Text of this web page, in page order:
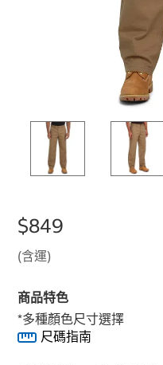
$849
(含運)
商品特色
*多種顏色尺寸選擇
尺碼指南